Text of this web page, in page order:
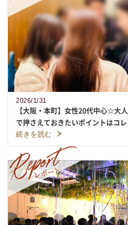
2026/1/31
【大阪・本町】女性20代中心☆大
で押さえておきたいポイントはコレ
続きを読む